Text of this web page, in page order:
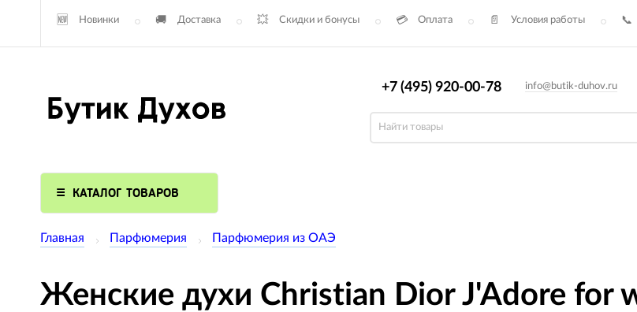
Новинки Доставка Скидки и бонусы Оплата Условия работы
+7 (495) 920-00-78 info@butik-duhov.ru
КАТАЛОГ ТОВАРОВ
Главная Парфюмерия Парфюмерия из ОАЭ
Женские духи Christian Dior J'Adore for